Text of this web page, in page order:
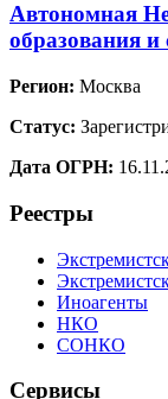
Автономная
образования
Регион: Москва
Статус:
Дата ОГРН:
Реестры
Иноагенты
НКО
СОНКО
Сервисы